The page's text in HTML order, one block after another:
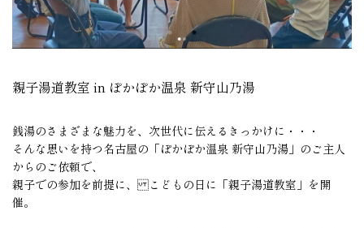
湯道百選
親子湯道教室 in ぽかぽか温泉 新守山乃湯
銭湯のさまざまな魅力を、次世代に伝えるきっかけに・・・
そんな思いを持つ名古屋の「ぽかぽか温泉 新守山乃湯」のご主人
からのご依頼で、
親子での参加を前提に、 こどもの日に「親子湯道教室」を開
催。